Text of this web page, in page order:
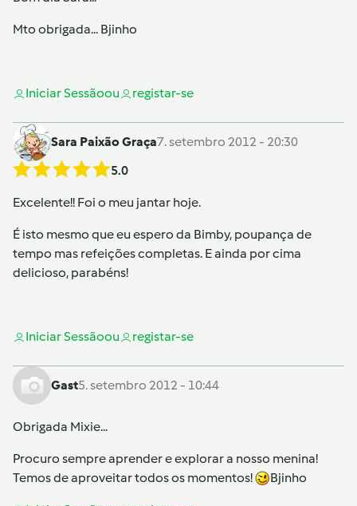
Mto obrigada... Bjinho
Iniciar Sessãoou registar-se
Sara Paixão Graça7. setembro 2012 - 20:30
5.0
Excelente!! Foi o meu jantar hoje.
É isto mesmo que eu espero da Bimby, poupança de
tempo mas refeições completas. E ainda por cima
delicioso, parabéns!
Iniciar Sessãoou registar-se
Gast5. setembro 2012 - 10:44
Obrigada Mixie...
Procuro sempre aprender e explorar a nosso menina!
Temos de aproveitar todos os momentos!
Bjinho